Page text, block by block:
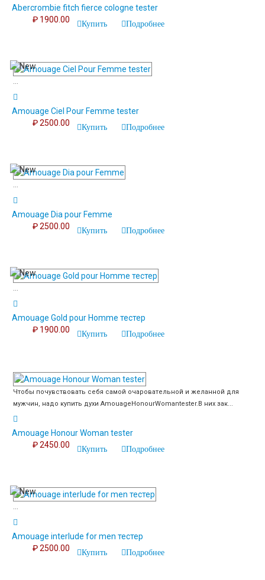
Abercrombie fitch fierce cologne tester
₽ 1900.00
Купить Подробнее
...
Amouage Ciel Pour Femme tester
₽ 2500.00
Купить Подробнее
...
Amouage Dia pour Femme
₽ 2500.00
Купить Подробнее
...
Amouage Gold pour Homme тестер
₽ 1900.00
Купить Подробнее
Чтобы почувствовать себя самой очаровательной и желанной для
мужчин, надо купить духи AmouageHonourWomantester.В них зак...
Amouage Honour Woman tester
₽ 2450.00
Купить Подробнее
...
Amouage interlude for men тестер
₽ 2500.00
Купить Подробнее